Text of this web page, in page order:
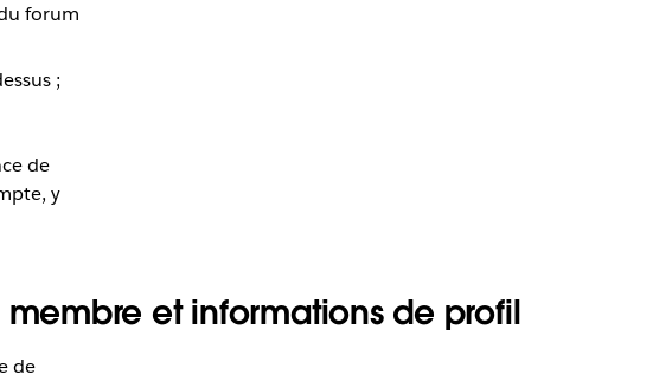
forum
;
de
y
et informations de profil
de